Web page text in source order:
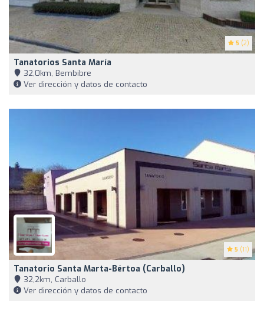
5 (2)
Tanatorios Santa María
32,0km, Bembibre
Ver dirección y datos de contacto
5 (11)
Tanatorio Santa Marta-Bértoa (Carballo)
32,2km, Carballo
Ver dirección y datos de contacto